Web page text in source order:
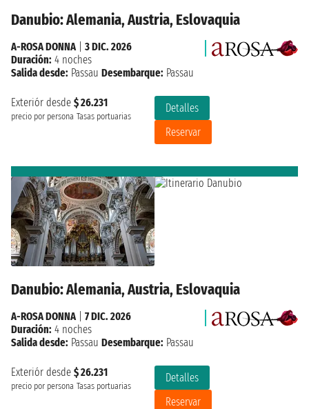
Danubio: Alemania, Austria, Eslovaquia
Exteriór desde $ 26.231
precio por persona Tasas portuarias
Detalles
Reservar
A-ROSA DONNA| 3 DIC. 2026
Duración: 4 noches
Salida desde: Passau Desembarque: Passau
Danubio: Alemania, Austria, Eslovaquia
Exteriór desde $ 26.231
precio por persona Tasas portuarias
Detalles
Reservar
A-ROSA DONNA
7 DIC. 2026
Duración: 4 noches
Salida desde: Passau Desembarque: Passau